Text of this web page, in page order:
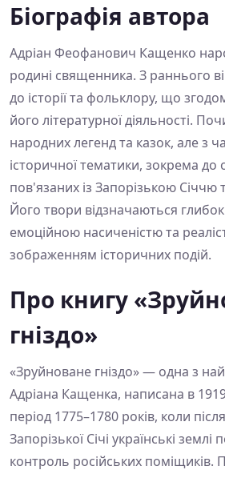
Біографія автора
Адріан Феофанович Кащенко
родині священника. З раннього
до історії та фольклору, що
його літературної діяльності.
народних легенд та казок, але з
історичної тематики, зокрема до
пов'язаних із Запорізькою Січчю
Його твори відзначаються
емоційною насиченістю та
зображенням історичних подій.
Про книгу
гніздо»
«Зруйноване гніздо» — одна з
Адріана Кащенка, написана в
період 1775–1780 років, коли
Запорізької Січі українські землі
контроль російських поміщиків.